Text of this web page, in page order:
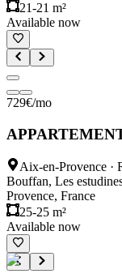
21-21 m²
Available now
729€/mo
Aix-en-Provence ·
Bouffan, Les
Provence, France
25-25 m²
Available now